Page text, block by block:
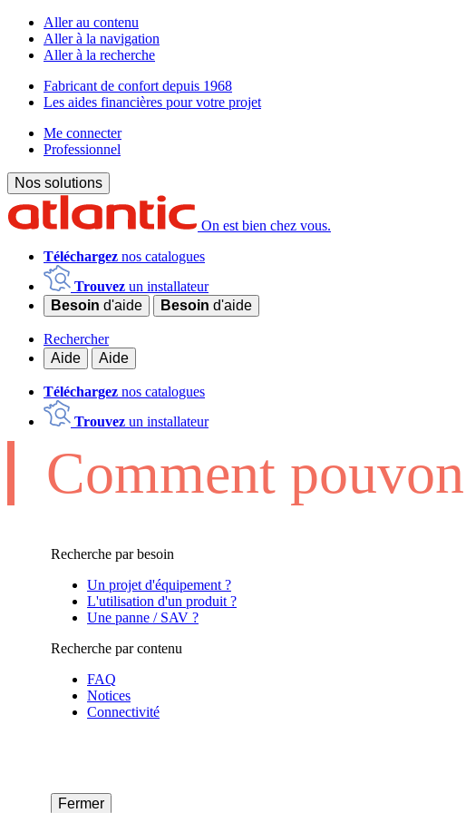
Aller au contenu
Aller à la navigation
Aller à la recherche
Fabricant de confort depuis 1968
Les aides financières pour votre projet
Me connecter
Professionnel
Nos solutions
On est bien chez vous.
Téléchargez nos catalogues
Trouvez un installateur
Besoin d'aide Besoin d'aide
Rechercher
Aide
Aide
Téléchargez nos catalogues
Trouvez un installateur
Comment
Recherche par besoin
Un projet d'équipement ?
L'utilisation d'un produit ?
Une panne / SAV ?
Recherche par contenu
FAQ
Notices
Connectivité
Fermer